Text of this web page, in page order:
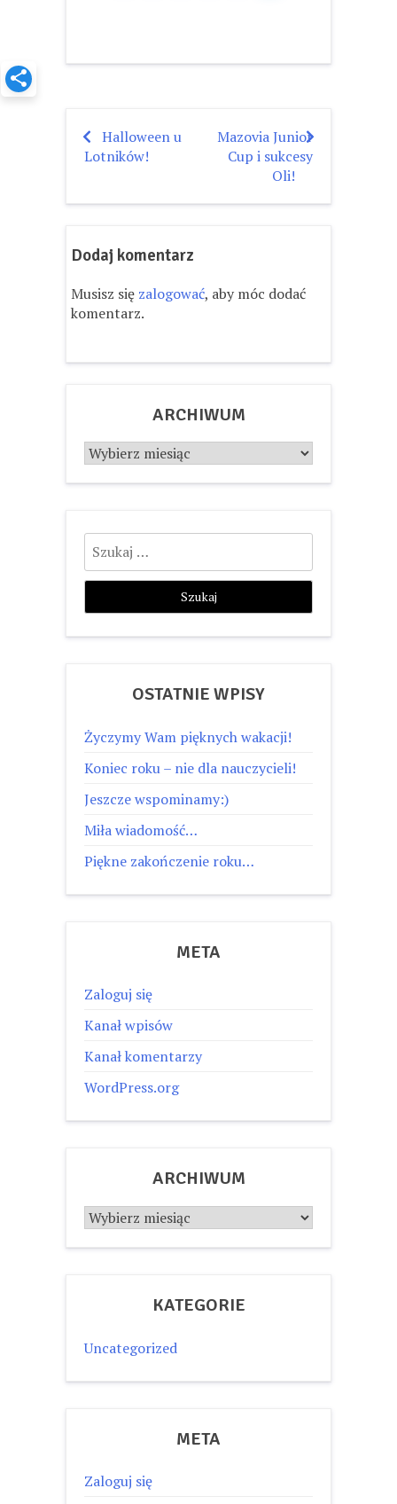
Nawigacja
Halloween u
Lotników!
Mazovia Junior
Cup i sukcesy
Oli!
Dodaj komentarz
Musisz się zalogować, aby móc dodać
komentarz.
ARCHIWUM
Archiwum
Szukaj:
OSTATNIE WPISY
Życzymy Wam pięknych wakacji!
Koniec roku – nie dla nauczycieli!
Jeszcze wspominamy:)
Miła wiadomość…
Piękne zakończenie roku…
META
Zaloguj się
Kanał wpisów
Kanał komentarzy
WordPress.org
ARCHIWUM
Archiwum
KATEGORIE
Uncategorized
META
Zaloguj się